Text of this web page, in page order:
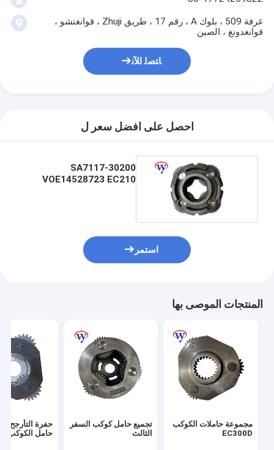
غرفة 509 ، بلوك A ، رقم 17 ، طريق Zhuji ، قوانغتشو ،
قوانغدونغ ، الصين
ﺎﺘﺼﻟ ﺍﻶﻧ
احصل على افضل سعر ل
SA7117-30200
VOE14528723 EC210
استمر
المنتجات الموصى بها
مجموعة حاملات الكوكب
EC300D
تجميع حامل كوكب السفر
الثالث
حفرة التأرجح
حامل الكوكب